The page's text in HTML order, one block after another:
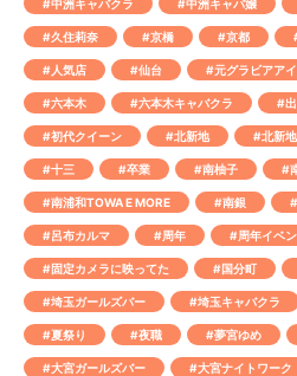
#中洲キャバクラ #中洲キャバ嬢
#久住莉奈 #京橋 #京都
#人気店 #仙台 #元グラビアア
#六本木 #六本木キャバクラ #
#初代クイーン #北新地 #北新
#十三 #卒業 #南柚子 #
#南浦和TOWA E MORE #南銀
#呂布カルマ #周年 #周年イベン
#固定カメラに映ってた #国分町
#埼玉ガールズバー #埼玉キャバクラ
#夏祭り #夜職 #夢宮ゆめ
#大宮ガールズバー #大宮ナイトワーク